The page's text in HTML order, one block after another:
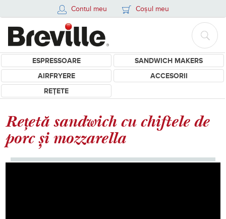
Contul meu Coșul meu
ESPRESSOARE
SANDWICH MAKERS
AIRFRYERE
ACCESORII
REȚETE
Rețetă sandwich cu chiftele de
porc și mozzarella